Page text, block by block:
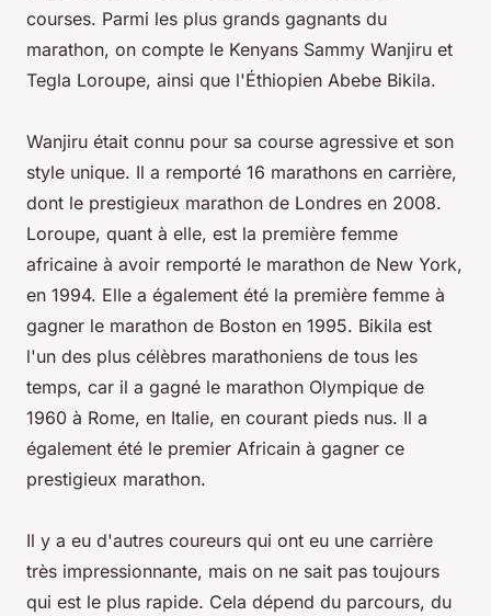
courses. Parmi les plus grands gagnants du
marathon, on compte le Kenyans Sammy Wanjiru et
Tegla Loroupe, ainsi que l'Éthiopien Abebe Bikila.
Wanjiru était connu pour sa course agressive et son
style unique. Il a remporté 16 marathons en carrière,
dont le prestigieux marathon de Londres en 2008.
Loroupe, quant à elle, est la première femme
africaine à avoir remporté le marathon de New York,
en 1994. Elle a également été la première femme à
gagner le marathon de Boston en 1995. Bikila est
l'un des plus célèbres marathoniens de tous les
temps, car il a gagné le marathon Olympique de
1960 à Rome, en Italie, en courant pieds nus. Il a
également été le premier Africain à gagner ce
prestigieux marathon.
Il y a eu d'autres coureurs qui ont eu une carrière
très impressionnante, mais on ne sait pas toujours
qui est le plus rapide. Cela dépend du parcours, du